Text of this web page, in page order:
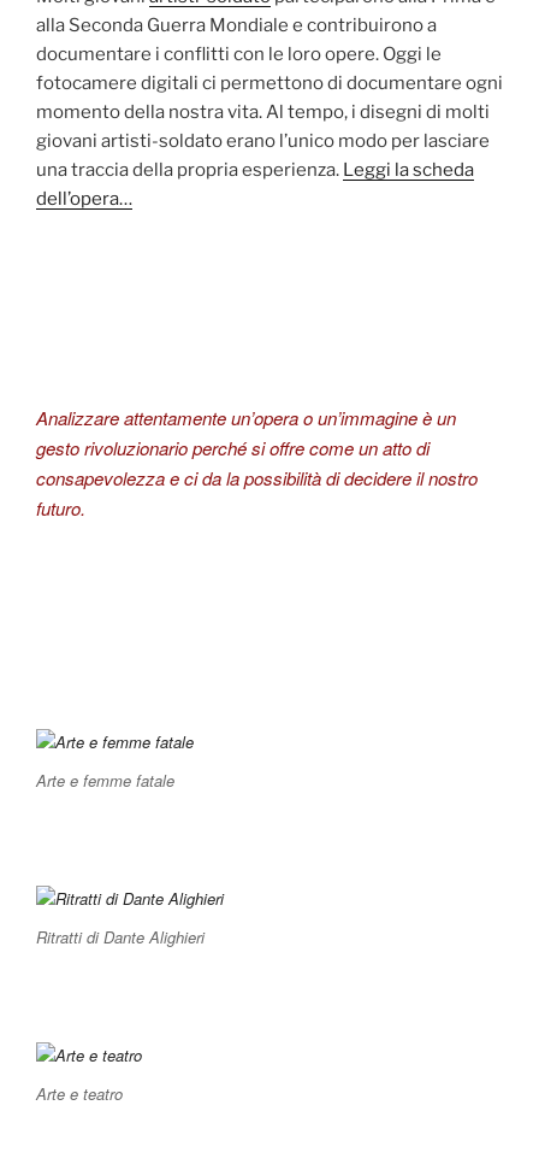
alla Seconda Guerra Mondiale e contribuirono a
documentare i conflitti con le loro opere. Oggi le
fotocamere digitali ci permettono di documentare ogni
momento della nostra vita. Al tempo, i disegni di molti
giovani artisti-soldato erano l’unico modo per lasciare
una traccia della propria esperienza. Leggi la scheda
dell’opera…
Analizzare attentamente un’opera o un’immagine è un
gesto rivoluzionario perché si offre come un atto di
consapevolezza e ci da la possibilità di decidere il nostro
futuro.
Arte e femme fatale
Ritratti di Dante Alighieri
Arte e teatro